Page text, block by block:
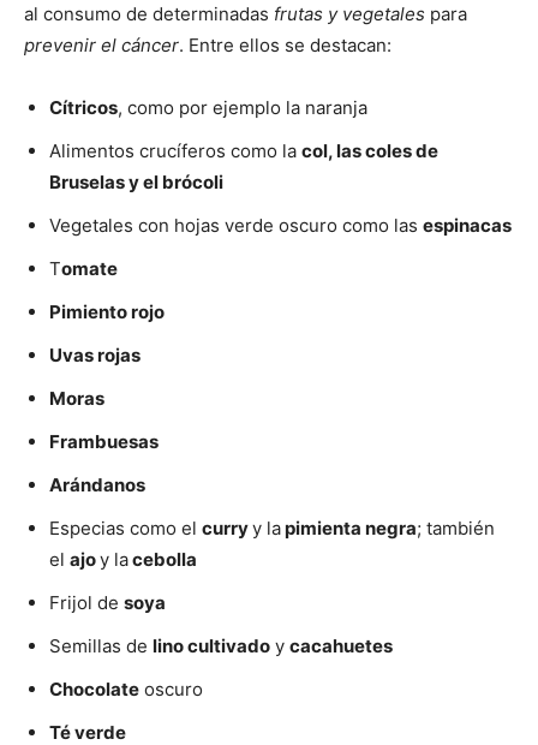
al consumo de determinadas frutas y vegetales para
prevenir el cáncer. Entre ellos se destacan:
Cítricos, como por ejemplo la naranja
Alimentos crucíferos como la col, las coles de
Bruselas y el brócoli
Vegetales con hojas verde oscuro como las espinacas
Tomate
Pimiento rojo
Uvas rojas
Moras
Frambuesas
Arándanos
Especias como el curryy lapimienta negra; también
el ajoy lacebolla
Frijol de soya
Semillas de lino cultivado y cacahuetes
Chocolate oscuro
Té verde